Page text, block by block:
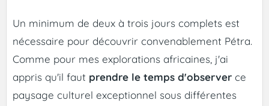
Un minimum de deux à trois jours complets est
nécessaire pour découvrir convenablement Pétra.
Comme pour mes explorations africaines, j'ai
appris qu'il faut prendre le temps d'observer ce
paysage culturel exceptionnel sous différentes